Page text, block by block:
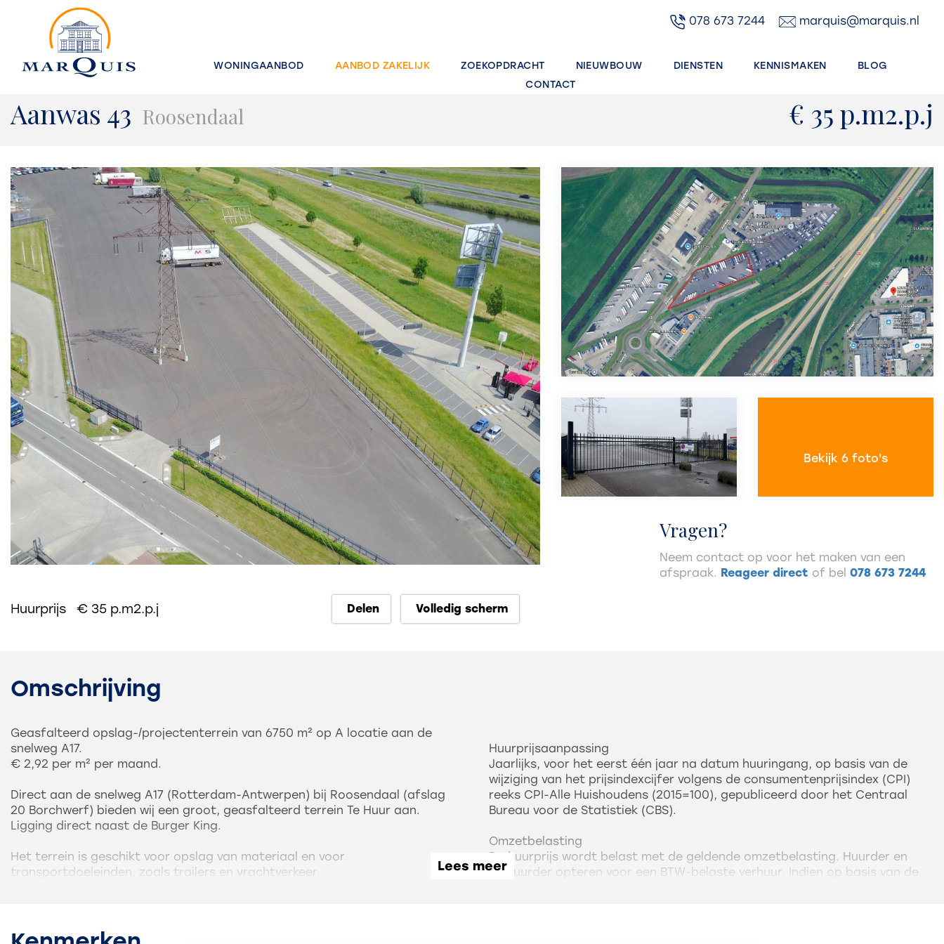
marquis@marquis.nl
078 673 7244
WONINGAANBOD AANBOD ZAKELIJK ZOEKOPDRACHT NIEUWBOUW DIENSTEN KENNISMAKEN
BLOG
CONTACT
Aanwas 43 Roosendaal € 35 p.m2.p.j
Bekijk 6 foto's
Vragen?
Neem contact op voor het maken van een
afspraak. Reageer direct of bel 078 673 7244
Huurprijs € 35 p.m2.p.j Delen Volledig scherm
Omschrijving
Geasfalteerd opslag-/projectenterrein van 6750 m² op A locatie aan de
snelweg A17.
€ 2,92 per m² per maand.
Direct aan de snelweg A17 (Rotterdam-Antwerpen) bij Roosendaal (afslag
20 Borchwerf) bieden wij een groot, geasfalteerd terrein Te Huur aan.
Ligging direct naast de Burger King.
Het terrein is geschikt voor opslag van materiaal en voor
transportdoeleinden, zoals trailers en vrachtverkeer.
Toegang 24/7.
Huurprijsaanpassing
Jaarlijks, voor het eerst één jaar na datum huuringang, op basis van de
wijziging van het prijsindexcijfer volgens de consumentenprijsindex (CPI)
reeks CPI-Alle Huishoudens (2015=100), gepubliceerd door het Centraal
Bureau voor de Statistiek (CBS).
Omzetbelasting
De huurprijs wordt belast met de geldende omzetbelasting. Huurder en
verhuurder opteren voor een BTW-belaste verhuur. Indien op basis van de
Lees meer